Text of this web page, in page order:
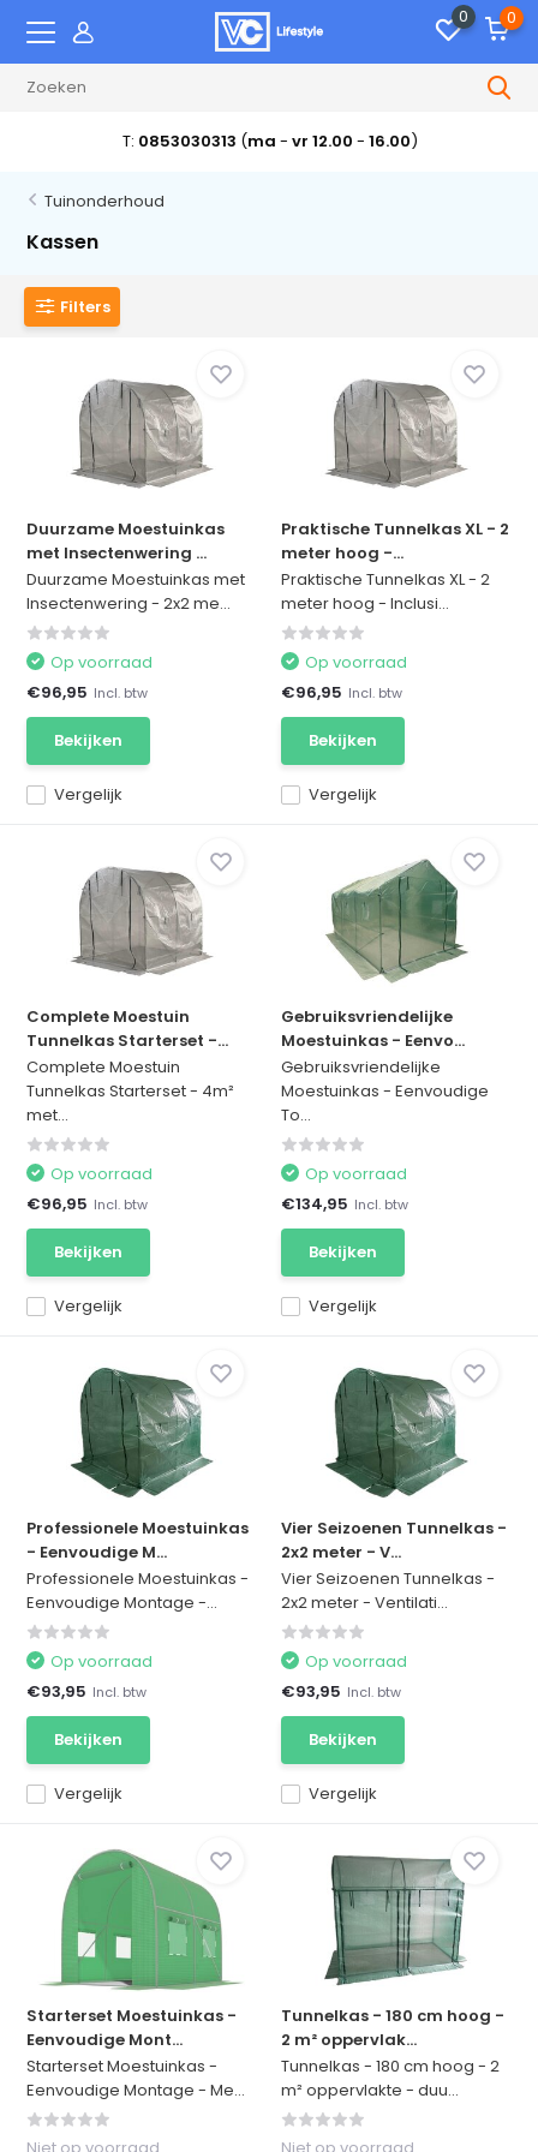
0 0
T: 0853030313 (ma - vr 12.00 - 16.00)
Tuinonderhoud
Kassen
Filters
Duurzame Moestuinkas
met Insectenwering ...
Duurzame Moestuinkas met
Insectenwering - 2x2 me...
Vergelijk
Op voorraad
€96,95 Incl. btw
Bekijken
Praktische Tunnelkas XL - 2
meter hoog -...
Praktische Tunnelkas XL - 2
meter hoog - Inclusi...
Vergelijk
Op voorraad
€96,95 Incl. btw
Bekijken
Complete Moestuin
Tunnelkas Starterset -...
Complete Moestuin
Tunnelkas Starterset - 4m²
met...
Vergelijk
Op voorraad
€96,95 Incl. btw
Bekijken
Gebruiksvriendelijke
Moestuinkas - Eenvo...
Gebruiksvriendelijke
Moestuinkas - Eenvoudige
To...
Vergelijk
Op voorraad
€134,95 Incl. btw
Bekijken
Professionele Moestuinkas
- Eenvoudige M...
Professionele Moestuinkas -
Eenvoudige Montage -...
Vergelijk
Op voorraad
€93,95 Incl. btw
Bekijken
Vier Seizoenen Tunnelkas -
2x2 meter - V...
Vier Seizoenen Tunnelkas -
2x2 meter - Ventilati...
Vergelijk
Op voorraad
€93,95 Incl. btw
Bekijken
Starterset Moestuinkas -
Eenvoudige Mont...
Starterset Moestuinkas -
Eenvoudige Montage - Me...
Tunnelkas - 180 cm hoog -
2 m² oppervlak...
Tunnelkas - 180 cm hoog - 2
m² oppervlakte - duu...